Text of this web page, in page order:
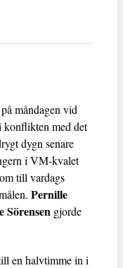
måndagen vid
konflikten med det
dygn senare
i VM-kvalet
till vardags
Pernille
Sörensen gjorde
en halvtimme in i